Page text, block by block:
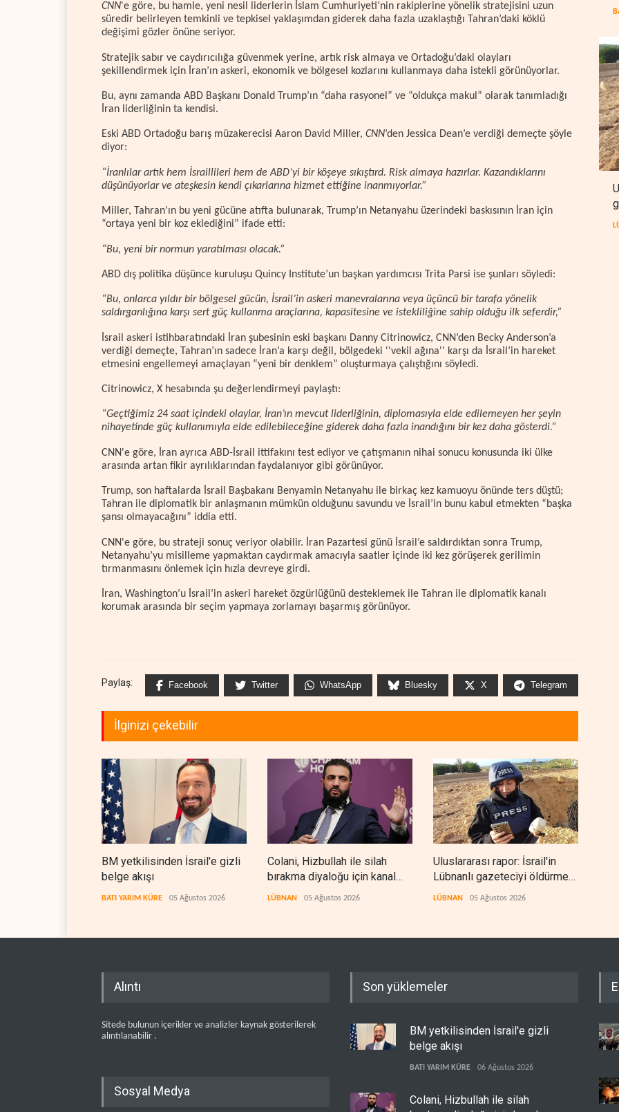
CNN'e göre, bu hamle, yeni nesil liderlerin İslam Cumhuriyeti’nin rakiplerine yönelik stratejisini uzun
süredir belirleyen temkinli ve tepkisel yaklaşımdan giderek daha fazla uzaklaştığı Tahran’daki köklü
değişimi gözler önüne seriyor.
Stratejik sabır ve caydırıcılığa güvenmek yerine, artık risk almaya ve Ortadoğu’daki olayları
şekillendirmek için İran’ın askeri, ekonomik ve bölgesel kozlarını kullanmaya daha istekli görünüyorlar.
Bu, aynı zamanda ABD Başkanı Donald Trump’ın “daha rasyonel” ve “oldukça makul” olarak tanımladığı
İran liderliğinin ta kendisi.
Eski ABD Ortadoğu barış müzakerecisi Aaron David Miller, CNN’den Jessica Dean’e verdiği demeçte şöyle
diyor:
“İranlılar artık hem İsraillileri hem de ABD’yi bir köşeye sıkıştırd. Risk almaya hazırlar. Kazandıklarını
düşünüyorlar ve ateşkesin kendi çıkarlarına hizmet ettiğine inanmıyorlar.”
Miller, Tahran’ın bu yeni gücüne atıfta bulunarak, Trump’ın Netanyahu üzerindeki baskısının İran için
“ortaya yeni bir koz eklediğini” ifade etti:
“Bu, yeni bir normun yaratılması olacak.”
ABD dış politika düşünce kuruluşu Quincy Institute’un başkan yardımcısı Trita Parsi ise şunları söyledi:
“Bu, onlarca yıldır bir bölgesel gücün, İsrail’in askeri manevralarına veya üçüncü bir tarafa yönelik
saldırganlığına karşı sert güç kullanma araçlarına, kapasitesine ve istekliliğine sahip olduğu ilk seferdir,”
İsrail askeri istihbaratındaki İran şubesinin eski başkanı Danny Citrinowicz, CNN’den Becky Anderson’a
verdiği demeçte, Tahran’ın sadece İran’a karşı değil, bölgedeki ''vekil ağına'' karşı da İsrail’in hareket
etmesini engellemeyi amaçlayan “yeni bir denklem” oluşturmaya çalıştığını söyledi.
Citrinowicz, X hesabında şu değerlendirmeyi paylaştı:
“Geçtiğimiz 24 saat içindeki olaylar, İran’ın mevcut liderliğinin, diplomasıyla elde edilemeyen her şeyin
nihayetinde güç kullanımıyla elde edilebileceğine giderek daha fazla inandığını bir kez daha gösterdi.”
CNN'e göre, İran ayrıca ABD-İsrail ittifakını test ediyor ve çatışmanın nihai sonucu konusunda iki ülke
arasında artan fikir ayrılıklarından faydalanıyor gibi görünüyor.
Trump, son haftalarda İsrail Başbakanı Benyamin Netanyahu ile birkaç kez kamuoyu önünde ters düştü;
Tahran ile diplomatik bir anlaşmanın mümkün olduğunu savundu ve İsrail’in bunu kabul etmekten “başka
şansı olmayacağını” iddia etti.
CNN'e göre, bu strateji sonuç veriyor olabilir. İran Pazartesi günü İsrail’e saldırdıktan sonra Trump,
Netanyahu’yu misilleme yapmaktan caydırmak amacıyla saatler içinde iki kez görüşerek gerilimin
tırmanmasını önlemek için hızla devreye girdi.
İran, Washington’u İsrail’in askeri hareket özgürlüğünü desteklemek ile Tahran ile diplomatik kanalı
korumak arasında bir seçim yapmaya zorlamayı başarmış görünüyor.
Paylaş: Facebook Twitter WhatsApp Bluesky X Telegram
İlginizi çekebilir
BM yetkilisinden İsrail'e gizli
belge akışı
BATI YARIM KÜRE 05 Ağustos 2026
Colani, Hizbullah ile silah
bırakma diyaloğu için kanal
arıyor
LÜBNAN 05 Ağustos 2026
Uluslararası rapor: İsrail'in
Lübnanlı gazeteciyi öldürmesi
savaş suçu
LÜBNAN 05 Ağustos 2026
Alıntı
Sitede bulunun içerikler ve analizler kaynak gösterilerek
alıntılanabilir .
Sosyal Medya
Son yüklemeler
BM yetkilisinden İsrail'e gizli
belge akışı
BATI YARIM KÜRE 06 Ağustos 2026
Colani, Hizbullah ile silah